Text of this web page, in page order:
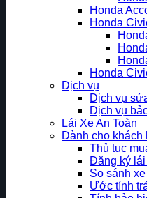
Honda
Honda
Honda
Dịch vụ
Dịch vụ
Dịch vụ
Lái Xe An Toàn
Dành cho khách
Thủ tục
Đăng ký
So sánh xe
Ước tính